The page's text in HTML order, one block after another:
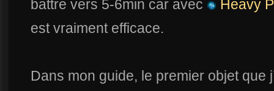
battre vers 5-6min car avec
Heavy
est vraiment efficace.
Dans mon guide, le premier objet que